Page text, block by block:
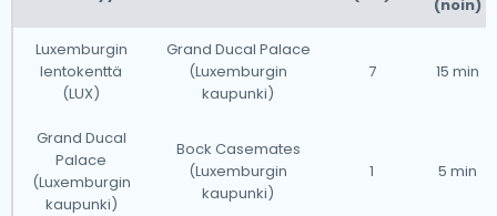
(noin)
Luxemburgin
lentokenttä
(LUX)
Grand Ducal Palace
(Luxemburgin
kaupunki)
7 15 min
Grand Ducal
Palace
(Luxemburgin
kaupunki)
Bock Casemates
(Luxemburgin
kaupunki)
1 5 min